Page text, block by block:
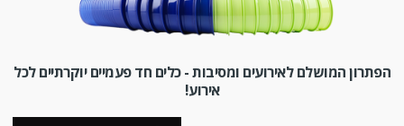
הפתרון המושלם לאירועים ומסיבות - כלים חד פעמיים יוקרתיים לכל
אירוע!